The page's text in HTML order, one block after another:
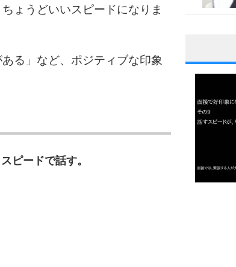
ょうどいいスピードになりま
る」など、ポジティブな印象
ピードで話す。
1
3